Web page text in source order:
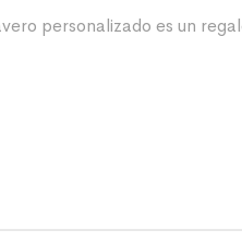
personalizado es un